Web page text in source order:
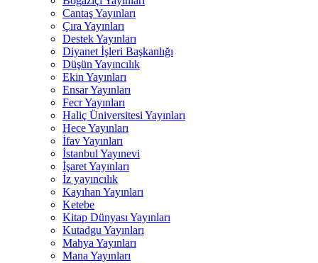
Cantaş Yayınları
Çıra Yayınları
Destek Yayınları
Diyanet İşleri Başkanlığı
Düşün Yayıncılık
Ekin Yayınları
Ensar Yayınları
Fecr Yayınları
Haliç Üniversitesi Yayınları
Hece Yayınları
İfav Yayınları
İstanbul Yayınevi
İşaret Yayınları
İz yayıncılık
Kayıhan Yayınları
Ketebe
Kitap Dünyası Yayınları
Kutadgu Yayınları
Mahya Yayınları
Mana Yayınları